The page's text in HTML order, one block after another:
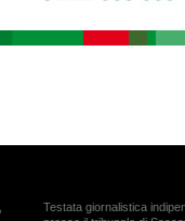
Testata giornalistica